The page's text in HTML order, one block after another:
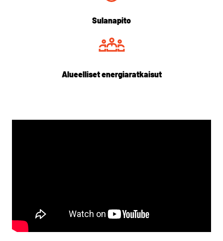
Sulanapito
Alueelliset energiaratkaisut